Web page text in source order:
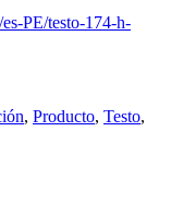
PE/testo-174-h-
, Producto, Testo,